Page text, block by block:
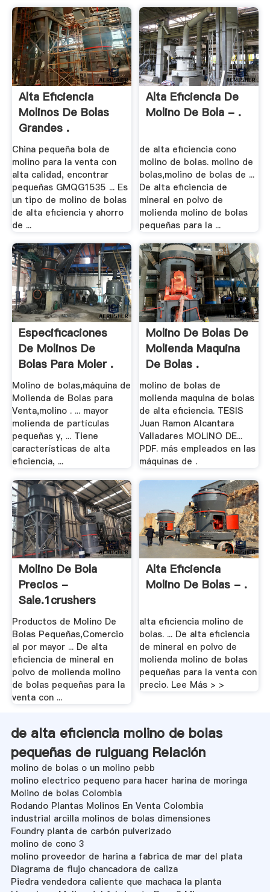
Alta Eficiencia
Molinos De Bolas
Grandes .
China pequeña bola de
molino para la venta con
alta calidad, encontrar
pequeñas GMQG1535 ... Es
un tipo de molino de bolas
de alta eficiencia y ahorro
de ...
Alta Eficiencia De
Molino De Bola - .
de alta eficiencia cono
molino de bolas. molino de
bolas,molino de bolas de ...
De alta eficiencia de
mineral en polvo de
molienda molino de bolas
pequeñas para la ...
Especificaciones
De Molinos De
Bolas Para Moler .
Molino de bolas,máquina de
Molienda de Bolas para
Venta,molino . ... mayor
molienda de partículas
pequeñas y, ... Tiene
características de alta
eficiencia, ...
Molino De Bolas De
Molienda Maquina
De Bolas .
molino de bolas de
molienda maquina de bolas
de alta eficiencia. TESIS
Juan Ramon Alcantara
Valladares MOLINO DE...
PDF. más empleados en las
máquinas de .
Molino De Bola
Precios -
Sale.1crushers
Productos de Molino De
Bolas Pequeñas,Comercio
al por mayor ... De alta
eficiencia de mineral en
polvo de molienda molino
de bolas pequeñas para la
venta con ...
Alta Eficiencia
Molino De Bolas - .
alta eficiencia molino de
bolas. ... De alta eficiencia
de mineral en polvo de
molienda molino de bolas
pequeñas para la venta con
precio. Lee Más > >
de alta eficiencia molino de bolas
pequeñas de ruiguang Relación
molino de bolas o un molino pebb
molino electrico pequeno para hacer harina de moringa
Molino de bolas Colombia
Rodando Plantas Molinos En Venta Colombia
industrial arcilla molinos de bolas dimensiones
Foundry planta de carbón pulverizado
molino de cono 3
molino proveedor de harina a fabrica de mar del plata
Diagrama de flujo chancadora de caliza
Piedra vendedora caliente que machaca la planta